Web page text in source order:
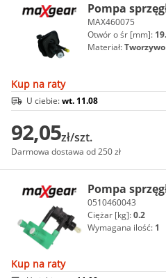
Pompa
MAX460075
Otwór o śr [mm]:
Materiał:
Kup na raty
U ciebie:wt. 11.08
92,05zł/szt.
Darmowa dostawa od 250 zł
Pompa
0510460043
Ciężar [kg]:0.2
Wymagana ilość: 1
Kup na raty